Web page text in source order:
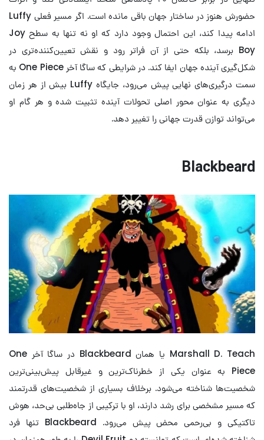
حضورش هنوز در ساختار جهان باقی مانده است. اگر مسیر فعلی Luffy
ادامه پیدا کند، این احتمال وجود دارد که او نه تنها به سطح Joy
Boy برسد، بلکه حتی از آن فراتر رود و نقش تعیین‌کننده‌تری در
شکل‌گیری آینده جهان ایفا کند. در شرایطی که ساگا آخر One Piece به
سمت درگیری‌های نهایی پیش می‌رود، جایگاه Luffy بیش از هر زمان
دیگری به عنوان محور اصلی تحولات آینده تثبیت شده و هر گام او
می‌تواند توازن قدرت جهانی را تغییر دهد.
Blackbeard
Marshall D. Teach یا همان Blackbeard در ساگا آخر One
Piece به عنوان یکی از خطرناک‌ترین و غیرقابل پیش‌بینی‌ترین
شخصیت‌ها شناخته می‌شود. برخلاف بسیاری از شخصیت‌های قدرتمند
که مسیر مشخصی برای رشد دارند، او با ترکیبی از جاه‌طلبی بی‌حد، هوش
تاکتیکی و بی‌رحمی محض پیش می‌رود. Blackbeard تنها فرد